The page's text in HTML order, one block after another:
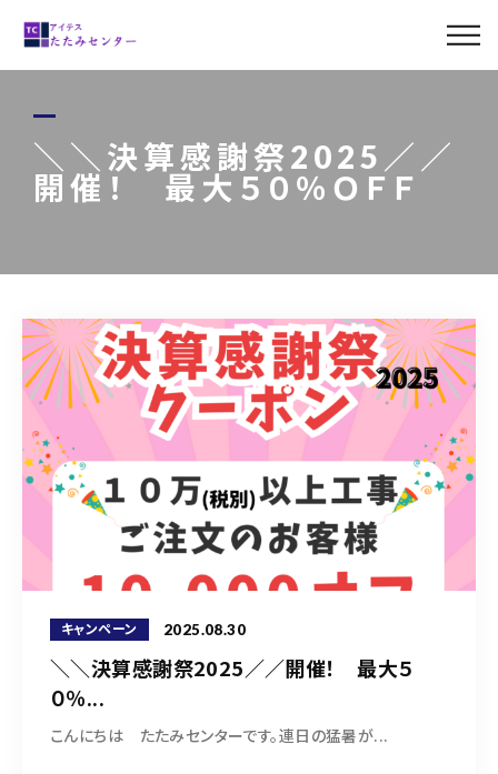
＼＼決算感謝祭2025／／
開催！ 最大５０％ＯＦＦ
キャンペーン 2025.08.30
＼＼決算感謝祭2025／／開催！ 最大５
０％...
こんにちは たたみセンターです。連日の猛暑が...
ABOUT US
MENU
LINE UP
BLOG
ACCESS
0120-011-842
営業時間 9:30～18:00（定休日 日曜・祝日）